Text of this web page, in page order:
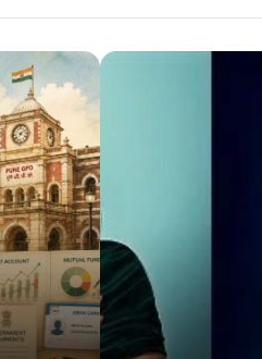
मलबार
वतीने
नैसर्गिक
हिऱ्यांचे
कलेक्शन
‘नुवा’
सादर